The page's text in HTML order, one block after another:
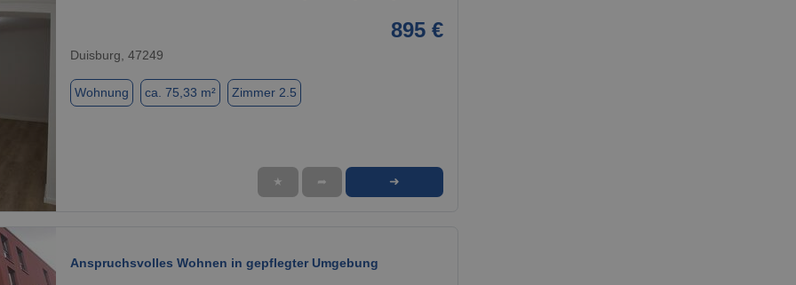
895 €
Duisburg, 47249
Wohnung ca. 75,33 m² Zimmer 2.5
★ ➦ ➜
Anspruchsvolles Wohnen in gepflegter Umgebung